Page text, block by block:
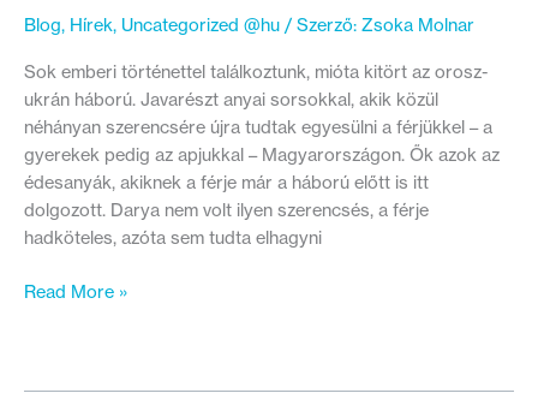
Blog, Hírek, Uncategorized @hu / Szerző: Zsoka Molnar
Sok emberi történettel találkoztunk, mióta kitört az orosz-
ukrán háború. Javarészt anyai sorsokkal, akik közül
néhányan szerencsére újra tudtak egyesülni a férjükkel – a
gyerekek pedig az apjukkal – Magyarországon. Ők azok az
édesanyák, akiknek a férje már a háború előtt is itt
dolgozott. Darya nem volt ilyen szerencsés, a férje
hadköteles, azóta sem tudta elhagyni
„Még
Read More »